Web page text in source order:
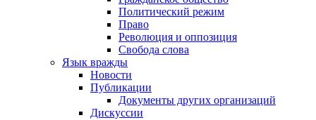
Политический режим
Право
Революция и оппозиция
Свобода слова
Язык вражды
Новости
Публикации
Документы других организаций
Дискуссии